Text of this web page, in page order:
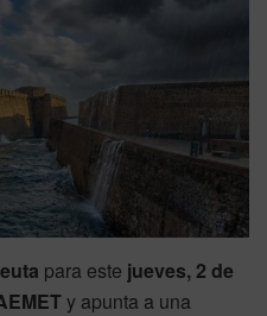
para este jueves, 2 de
y apunta a una